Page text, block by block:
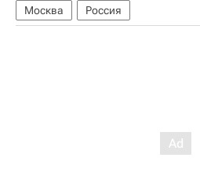
Москва Россия